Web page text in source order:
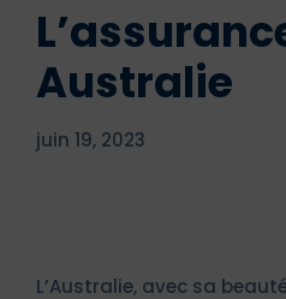
Australie
juin 19, 2023
L’Australie, avec sa